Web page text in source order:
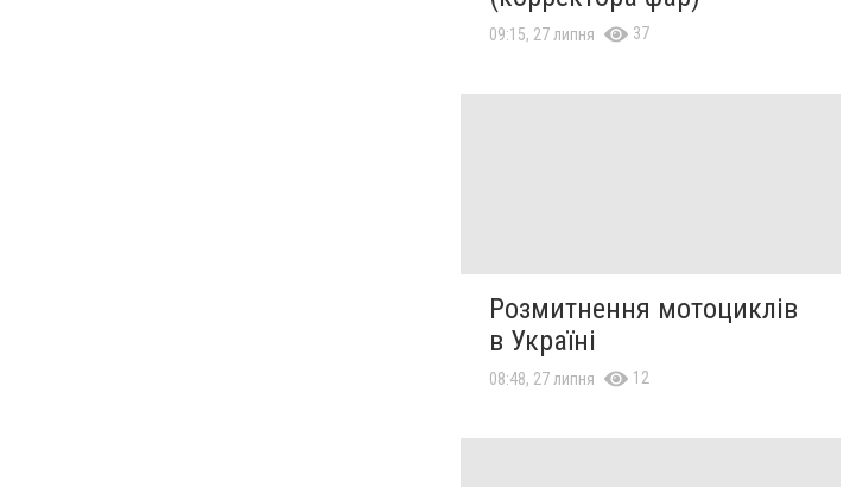
09:15, 27 липня 37
Розмитнення мотоциклів
в Україні
08:48, 27 липня 12